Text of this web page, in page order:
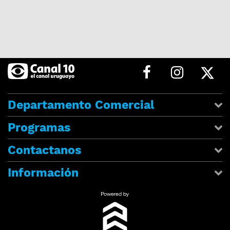
Departamento Comercial
Programas
Contactanos
Información